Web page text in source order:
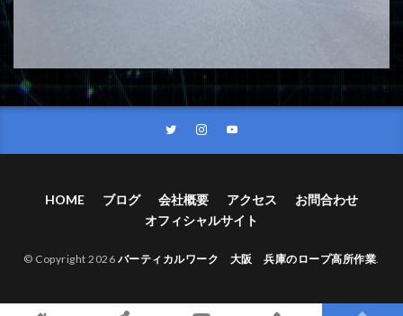
HOME ブログ 会社概要 アクセス
お問合わせ
オフィシャルサイト
© Copyright 2026 バーティカルワーク 大阪 兵庫のロープ高所作業.